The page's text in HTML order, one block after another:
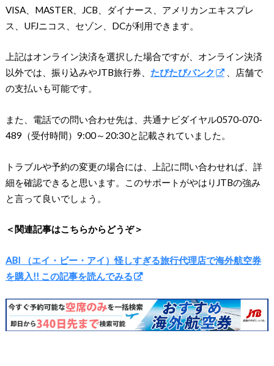
VISA、MASTER、JCB、ダイナース、アメリカンエキスプレ
ス、UFJニコス、セゾン、DCが利用できます。
上記はオンライン決済を選択した場合ですが、オンライン決済
以外では、振り込みやJTB旅行券、 たびたびバンク
、店舗で
の支払いも可能です。
また、電話での問い合わせ先は、共通ナビダイヤル0570-070-
489 （受付時間）9:00～20:30と記載されていました。
トラブルや予約の変更の場合には、上記に問い合わせれば、詳
細を確認できると思います。このサポートがやはりJTBの強み
と言って良いでしょう。
＜関連記事はこちらからどうぞ＞
ABI （エイ・ビー・アイ）怪しすぎる旅行代理店で海外航空券
を購入!! この記事を読んでみる